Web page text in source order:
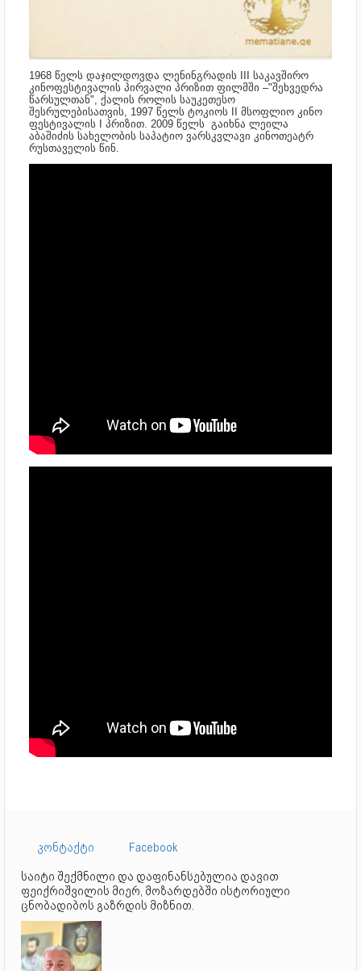
1968 წელს დაჯილდოვდა ლენინგრადის III საკავშირო
კინოფესტივალის პირვალი პრიზით ფილმში –"შეხვედრა
წარსულთან", ქალის როლის საუკეთესო
შესრულებისათვის, 1997 წელს ტოკიოს II მსოფლიო კინო
ფესტივალის I პრიზით. 2009 წელს გაიხნა ლეილა
აბაშიძის სახელობის საპატიო ვარსკვლავი კინოთეატრ
რუსთაველის წინ.
კონტაქტი
Facebook
საიტი შექმნილი და დაფინანსებულია დავით
ფეიქრიშვილის მიერ, მოზარდებში ისტორიული
ცნობადიბოს გაზრდის მიზნით.